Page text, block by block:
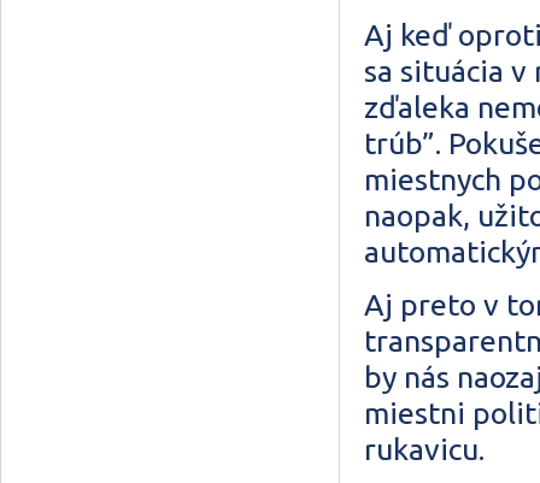
Aj keď
sa situácia
zďaleka
trúb”.
miestnych
naopak,
Aj preto v
by nás
miestni
rukavicu.